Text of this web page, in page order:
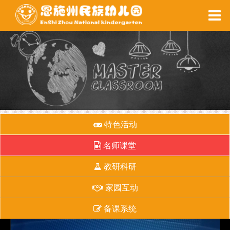
家园互动
备课系统
每周食谱
健康之窗
特色活动
名师课堂
教研科研
家园互动
备课系统